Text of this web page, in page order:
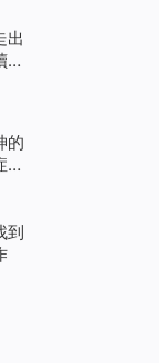
出
的
的
到